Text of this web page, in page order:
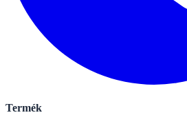
Termék